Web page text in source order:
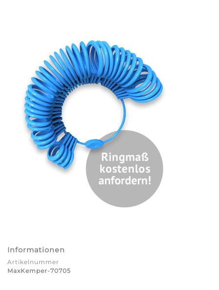
Informationen
Artikelnummer
MaxKemper-70705